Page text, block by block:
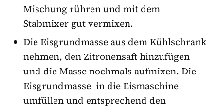
Mischung rühren und mit dem
Stabmixer gut vermixen.
Die Eisgrundmasse aus dem Kühlschrank
nehmen, den Zitronensaft hinzufügen
und die Masse nochmals aufmixen. Die
Eisgrundmasse in die Eismaschine
umfüllen und entsprechend den